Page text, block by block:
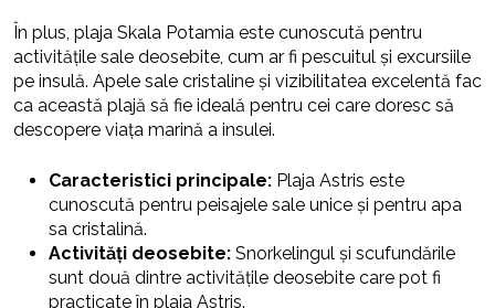
În plus, plaja Skala Potamia este cunoscută pentru
activitățile sale deosebite, cum ar fi pescuitul și excursiile
pe insulă. Apele sale cristaline și vizibilitatea excelentă fac
ca această plajă să fie ideală pentru cei care doresc să
descopere viața marină a insulei.
Caracteristici principale: Plaja Astris este
cunoscută pentru peisajele sale unice și pentru apa
sa cristalină.
Activități deosebite: Snorkelingul și scufundările
sunt două dintre activitățile deosebite care pot fi
practicate în plaja Astris.